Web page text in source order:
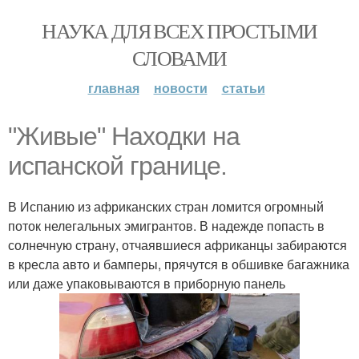
НАУКА ДЛЯ ВСЕХ ПРОСТЫМИ
СЛОВАМИ
главная новости статьи
"Живые" Находки на
испанской границе.
В Испанию из африканских стран ломится огромный
поток нелегальных эмигрантов. В надежде попасть в
солнечную страну, отчаявшиеся африканцы забираются
в кресла авто и бамперы, прячутся в обшивке багажника
или даже упаковываются в приборную панель